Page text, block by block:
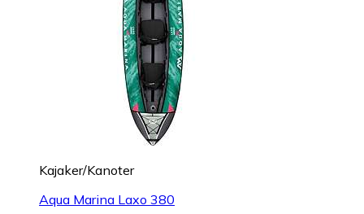
Kajaker/Kanoter
Aqua Marina Laxo 380